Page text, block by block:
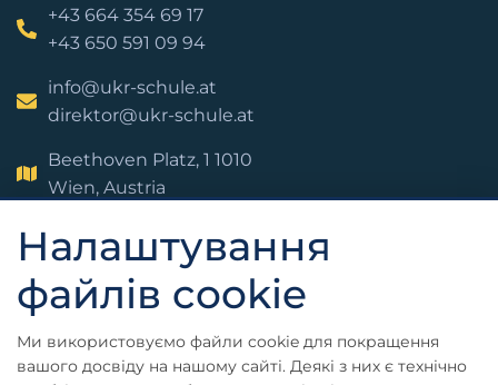
+43 664 354 69 17
+43 650 591 09 94
info@ukr-schule.at
direktor@ukr-schule.at
Beethoven Platz, 1 1010
Wien, Austria
Налаштування
файлів cookie
Ми використовуємо файли cookie для покращення
вашого досвіду на нашому сайті. Деякі з них є технічно